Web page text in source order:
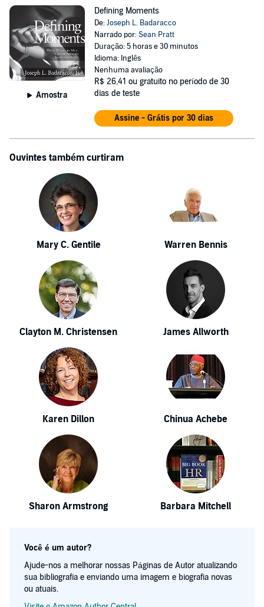
Amostra
Defining Moments
De:Joseph L. Badaracco
Narrado por:Sean Pratt
Duração: 5 horas e 30 minutos
Idioma: Inglês
Nenhuma avaliação
R$ 26,41 ou gratuito no período de 30
dias de teste
Assine - Grátis por 30 dias
Ouvintes também curtiram
Mary C. Gentile Warren Bennis
Clayton M. Christensen James Allworth
Karen Dillon Chinua Achebe
Sharon Armstrong Barbara Mitchell
Você é um autor?
Ajude-nos a melhorar nossas Páginas de Autor atualizando
sua bibliografia e enviando uma imagem e biografia novas
ou atuais.